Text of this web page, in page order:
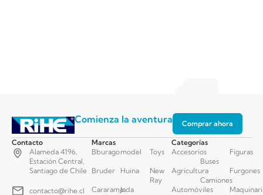
Comienza la aventura Comprar ahora
Contacto
Alameda 4196,
Estación Central,
Santiago de Chile
contacto@rihe.cl
Marcas
Bburago
Bruder
Cararama
model
Huina
Jada
Toys
New
Ray
Categorías
Accesorios
Agricultura
Automóviles
Buses
Camiones
Figuras
Furgones